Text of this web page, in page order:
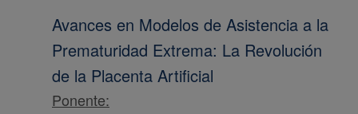
Avances en Modelos de Asistencia a la
Prematuridad Extrema: La Revolución
de la Placenta Artificial
Ponente: